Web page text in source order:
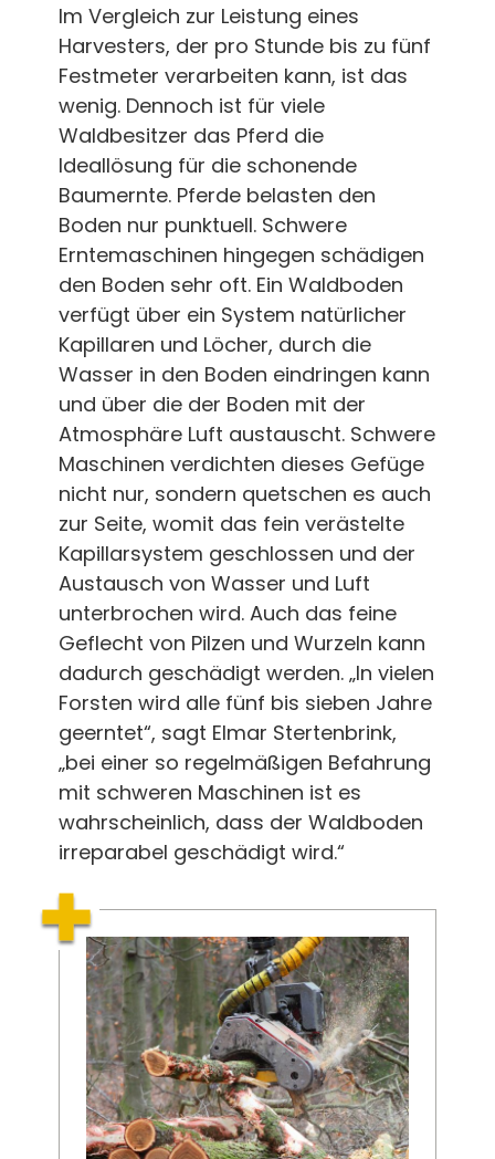
Im Vergleich zur Leistung eines
Harvesters, der pro Stunde bis zu fünf
Festmeter verarbeiten kann, ist das
wenig. Dennoch ist für viele
Waldbesitzer das Pferd die
Ideallösung für die schonende
Baumernte. Pferde belasten den
Boden nur punktuell. Schwere
Erntemaschinen hingegen schädigen
den Boden sehr oft. Ein Waldboden
verfügt über ein System natürlicher
Kapillaren und Löcher, durch die
Wasser in den Boden eindringen kann
und über die der Boden mit der
Atmosphäre Luft austauscht. Schwere
Maschinen verdichten dieses Gefüge
nicht nur, sondern quetschen es auch
zur Seite, womit das fein verästelte
Kapillarsystem geschlossen und der
Austausch von Wasser und Luft
unterbrochen wird. Auch das feine
Geflecht von Pilzen und Wurzeln kann
dadurch geschädigt werden. „In vielen
Forsten wird alle fünf bis sieben Jahre
geerntet“, sagt Elmar Stertenbrink,
„bei einer so regelmäßigen Befahrung
mit schweren Maschinen ist es
wahrscheinlich, dass der Waldboden
irreparabel geschädigt wird.“